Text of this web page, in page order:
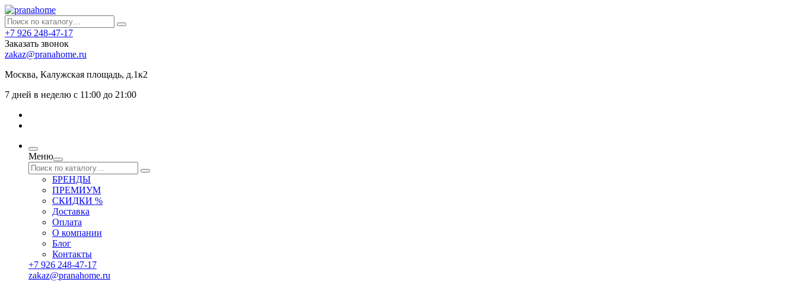
+7 926 248-47-17
Заказать звонок
zakaz@pranahome.ru
Москва, Калужская площадь, д.1к2
7 дней в неделю с 11:00 до 21:00
Меню
БРЕНДЫ
ПРЕМИУМ
СКИДКИ %
Доставка
Оплата
О компании
Блог
Контакты
+7 926 248-47-17
zakaz@pranahome.ru